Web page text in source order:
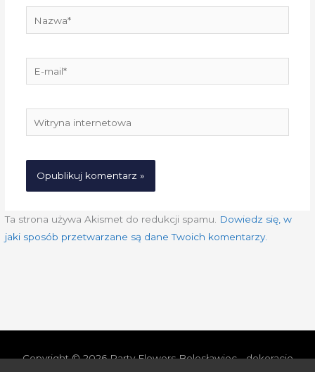
mail*
Witryna
internetowa
Ta strona używa Akismet do redukcji spamu.
Dowiedz się, w
jaki sposób przetwarzane są dane Twoich komentarzy.
Copyright © 2026Party Flowers Bolesławiec - dekoracje